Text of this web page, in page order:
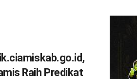
Raih Predikat